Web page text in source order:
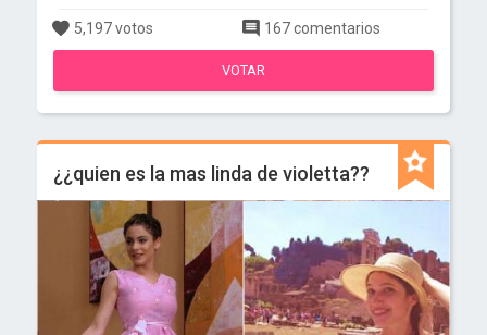
5,197 votos 167 comentarios
VOTAR
¿¿quien es la mas linda de violetta??